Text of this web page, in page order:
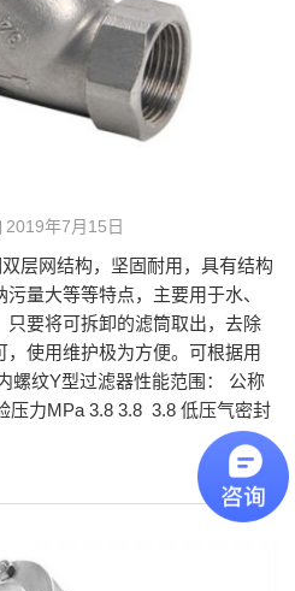
2019年7月15日
层网结构，坚固耐用，具有结构
量大等等特点，主要用于水、
只要将可拆卸的滤筒取出，去除
使用维护极为方便。可根据用
螺纹Y型过滤器性能范围： 公称
压力MPa 3.8 3.8 3.8 低压气密封
阅读更多»